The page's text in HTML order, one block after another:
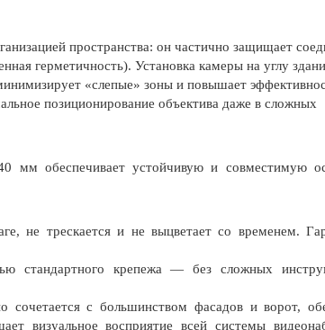
пространства: он частично защищает
герметичность). Установка камеры на углу
«слепые» зоны и повышает
позиционирование объектива даже в сложных
мм обеспечивает устойчивую и совместимую
не трескается и не выцветает со временем.
стандартного крепежа — без сложных
с большинством фасадов и ворот,
визуальное восприятие всей системы